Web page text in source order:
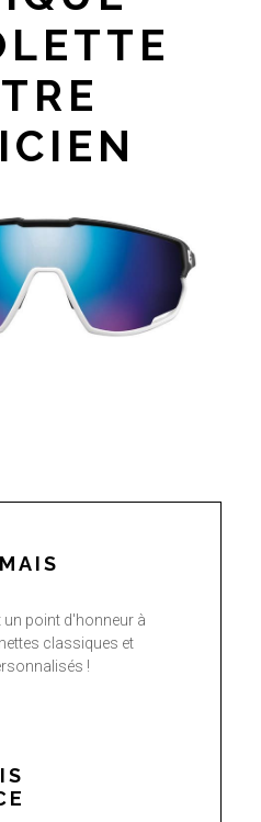
un point d'honneur à
classiques et
!